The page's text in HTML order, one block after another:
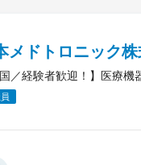
メドトロニック
国／経験者歓迎！】医療